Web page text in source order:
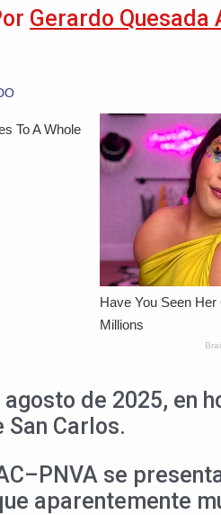
Gerardo Quesada
de 2025, en
San Carlos.
se
aparentemente